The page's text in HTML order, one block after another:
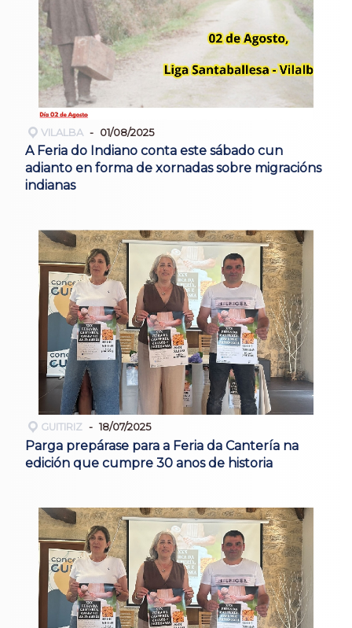
VILALBA 01/08/2025
A Feria do Indiano conta este sábado cun
adianto en forma de xornadas sobre migracións
indianas
GUITIRIZ 18/07/2025
Parga prepárase para a Feria da Cantería na
edición que cumpre 30 anos de historia